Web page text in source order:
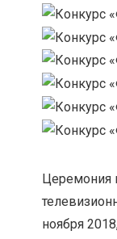
Церемония
ноября